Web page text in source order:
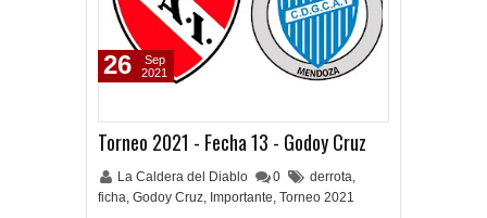
Torneo 2021 - Fecha 13 - Godoy Cruz
La Caldera del Diablo 0 derrota,
ficha, Godoy Cruz, Importante, Torneo 2021
26
Sep
2021